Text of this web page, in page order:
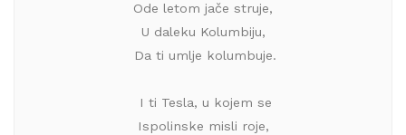
Ode letom jače struje,
U daleku Kolumbiju,
Da ti umlje kolumbuje.
I ti Tesla, u kojem se
Ispolinske misli roje,